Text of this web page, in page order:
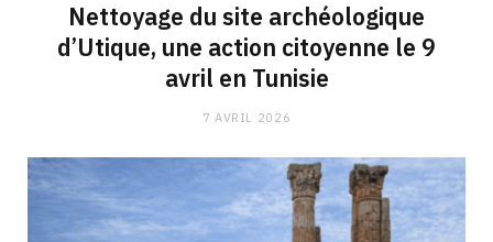
Nettoyage du site archéologique
d’Utique, une action citoyenne le 9
avril en Tunisie
7 AVRIL 2026